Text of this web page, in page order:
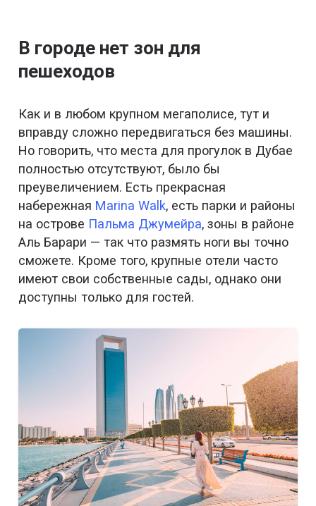
В городе нет зон для
пешеходов
Как и в любом крупном мегаполисе, тут и
вправду сложно передвигаться без машины.
Но говорить, что места для прогулок в Дубае
полностью отсутствуют, было бы
преувеличением. Есть прекрасная
набережная Marina Walk, есть парки и районы
на острове Пальма Джумейра, зоны в районе
Аль Барари — так что размять ноги вы точно
сможете. Кроме того, крупные отели часто
имеют свои собственные сады, однако они
доступны только для гостей.